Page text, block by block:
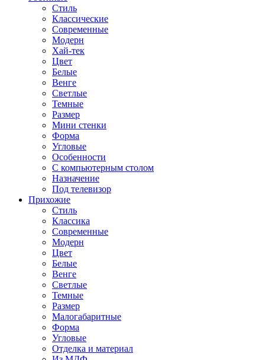
Стиль
Классические
Современные
Модерн
Хай-тек
Цвет
Белые
Венге
Светлые
Темные
Размер
Мини стенки
Форма
Угловые
Особенности
С компьютерным столом
Назначение
Под телевизор
Прихожие
Стиль
Классика
Современные
Модерн
Цвет
Белые
Венге
Светлые
Темные
Размер
Малогабаритные
Форма
Угловые
Отделка и материал